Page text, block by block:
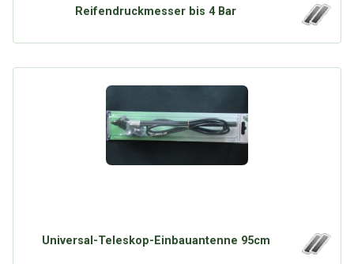
Reifendruckmesser bis 4 Bar
Universal-Teleskop-Einbauantenne 95cm